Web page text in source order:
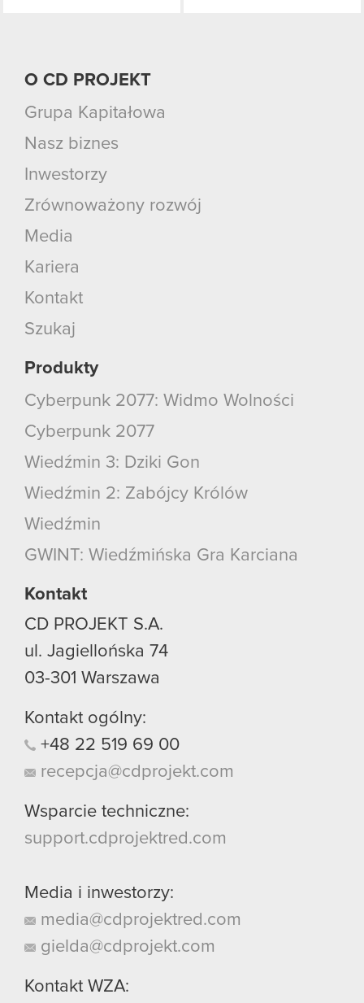
O CD PROJEKT
Grupa Kapitałowa
Nasz biznes
Inwestorzy
Zrównoważony rozwój
Media
Kariera
Kontakt
Szukaj
Produkty
Cyberpunk 2077: Widmo Wolności
Cyberpunk 2077
Wiedźmin 3: Dziki Gon
Wiedźmin 2: Zabójcy Królów
Wiedźmin
GWINT: Wiedźmińska Gra Karciana
Kontakt
CD PROJEKT S.A.
ul. Jagiellońska 74
03-301 Warszawa
Kontakt ogólny:
+48 22 519 69 00
recepcja@cdprojekt.com
Wsparcie techniczne:
support.cdprojektred.com
Media i inwestorzy:
media@cdprojektred.com
gielda@cdprojekt.com
Kontakt WZA: